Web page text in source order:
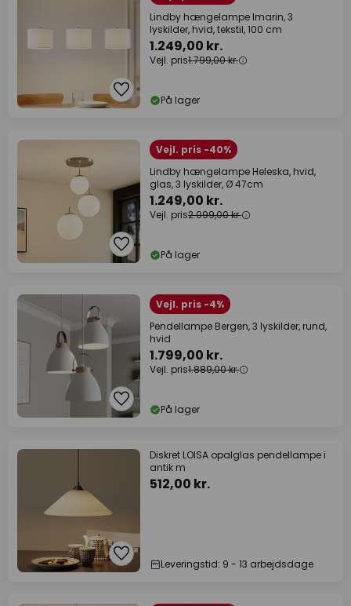
Lindby hængelampe Imarin, 3
lyskilder, hvid, tekstil, 100 cm
1.249,00 kr.
Vejl. pris1.799,00 kr.
På lager
Vejl. pris -40%
Lindby hængelampe Heleska, hvid,
glas, 3 lyskilder, Ø 47cm
1.249,00 kr.
Vejl. pris2.099,00 kr.
På lager
Vejl. pris -4%
Pendellampe Bergen, 3 lyskilder, rund,
hvid
1.799,00 kr.
Vejl. pris1.889,00 kr.
På lager
Diskret LOISA opalglas pendellampe i
antik m
512,00 kr.
Leveringstid: 9 - 13 arbejdsdage